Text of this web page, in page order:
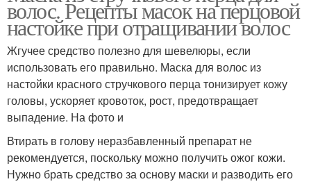
волос. Рецепты масок на перцовой
настойке при отращивании волос
Жгучее средство полезно для шевелюры, если
использовать его правильно. Маска для волос из
настойки красного стручкового перца тонизирует кожу
головы, ускоряет кровоток, рост, предотвращает
выпадение. На фото и
Втирать в голову неразбавленный препарат не
рекомендуется, поскольку можно получить ожог кожи.
Нужно брать средство за основу маски и разводить его